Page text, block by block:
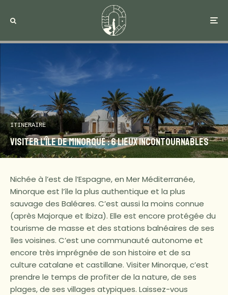
ITINERAIRE
Visiter l’île de Minorque : 6 lieux incontournables
Nichée à l’est de l’Espagne, en Mer Méditerranée,
Minorque est l’île la plus authentique et la plus
sauvage des Baléares. C’est aussi la moins connue
(après Majorque et Ibiza). Elle est encore protégée du
tourisme de masse et des stations balnéaires de ses
îles voisines. C’est une communauté autonome et
encore très imprégnée de son histoire et de sa
culture catalane et castillane. Visiter Minorque, c’est
prendre le temps de profiter de la nature, de ses
plages, de ses villages atypiques. Laissez-vous